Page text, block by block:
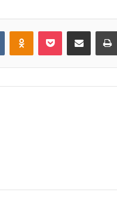
VKontakteOdnoklassniki
Pocket E-Posta ile paylaş